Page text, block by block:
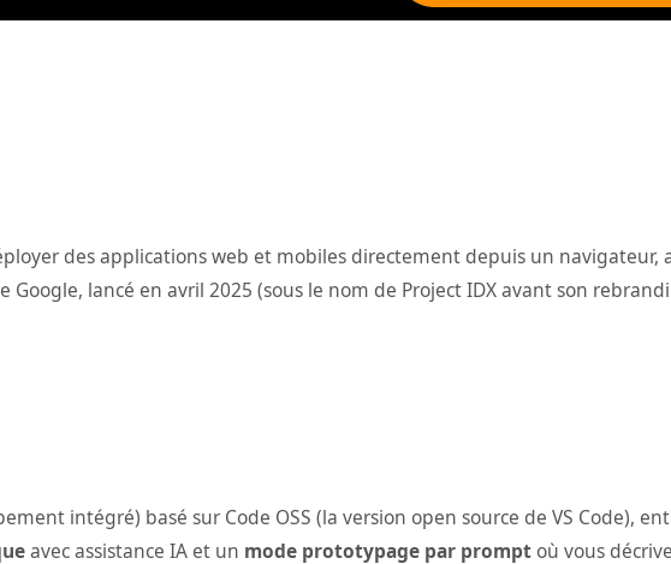
des applications web et mobiles directement depuis un navigateur,
lancé en avril 2025 (sous le nom de Project IDX avant son
intégré) basé sur Code OSS (la version open source de VS Code),
avec assistance IA et un mode prototypage par prompt où vous